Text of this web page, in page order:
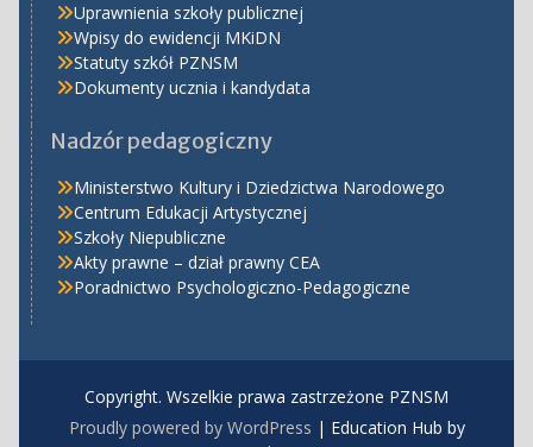
Uprawnienia szkoły publicznej
Wpisy do ewidencji MKiDN
Statuty szkół PZNSM
Dokumenty ucznia i kandydata
Nadzór pedagogiczny
Ministerstwo Kultury i Dziedzictwa Narodowego
Centrum Edukacji Artystycznej
Szkoły Niepubliczne
Akty prawne – dział prawny CEA
Poradnictwo Psychologiczno-Pedagogiczne
Copyright. Wszelkie prawa zastrzeżone PZNSM
Proudly powered by WordPress | Education Hub by